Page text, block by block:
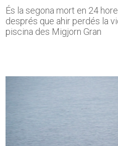
És la segona mort en 24
després que ahir perdés la
piscina des Migjorn Gran